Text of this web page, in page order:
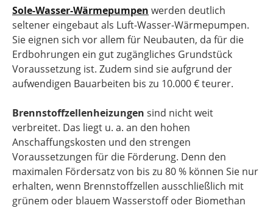
Sole-Wasser-Wärmepumpen werden deutlich
seltener eingebaut als Luft-Wasser-Wärmepumpen.
Sie eignen sich vor allem für Neubauten, da für die
Erdbohrungen ein gut zugängliches Grundstück
Voraussetzung ist. Zudem sind sie aufgrund der
aufwendigen Bauarbeiten bis zu 10.000 € teurer.
Brennstoffzellenheizungen sind nicht weit
verbreitet. Das liegt u. a. an den hohen
Anschaffungskosten und den strengen
Voraussetzungen für die Förderung. Denn den
maximalen Fördersatz von bis zu 80 % können Sie nur
erhalten, wenn Brennstoffzellen ausschließlich mit
grünem oder blauem Wasserstoff oder Biomethan